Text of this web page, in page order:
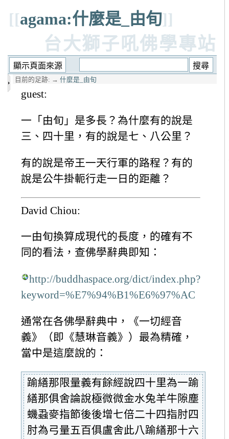
[[agama:什麼是_由旬]]
台大獅子吼佛學專站
目前的足跡: → 什麼是_由旬
guest:
一「由旬」是多長？為什麼有的說是
三、四十里，有的說是七、八公里？
有的說是帝王一天行軍的路程？有的
說是公牛掛軛行走一日的距離？
David Chiou:
一由旬換算成現代的長度，的確有不
同的看法，查佛學辭典即知：
http://buddhaspace.org/dict/index.php?
keyword=%E7%94%B1%E6%97%AC
通常在各佛學辭典中，《一切經音
義》（即《慧琳音義》）最為精確，
當中是這麼說的：
踰繕那限量義有餘經說四十里為一踰
繕那俱舍論說極微微金水兔羊牛隙塵
蟣蝨麥指節後後增七倍二十四指肘四
肘為弓量五百俱盧舍此八踰繕那十六